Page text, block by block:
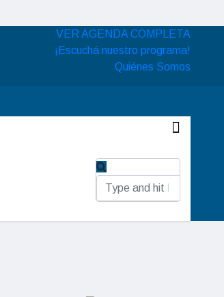
VER AGENDA COMPLETA
¡Escuchá nuestro programa!
Quiénes Somos